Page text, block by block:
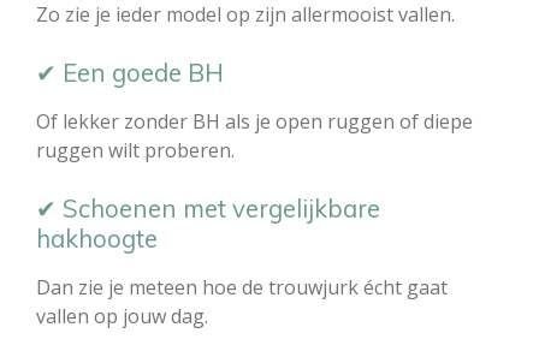
Zo zie je ieder model op zijn allermooist vallen.
✔ Een goede BH
Of lekker zonder BH als je open ruggen of diepe
ruggen wilt proberen.
✔ Schoenen met vergelijkbare
hakhoogte
Dan zie je meteen hoe de trouwjurk écht gaat
vallen op jouw dag.